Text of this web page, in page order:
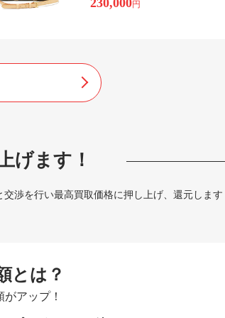
円
げます！
渉を行い最高買取価格に押し上げ、還元します
とは？
アップ！